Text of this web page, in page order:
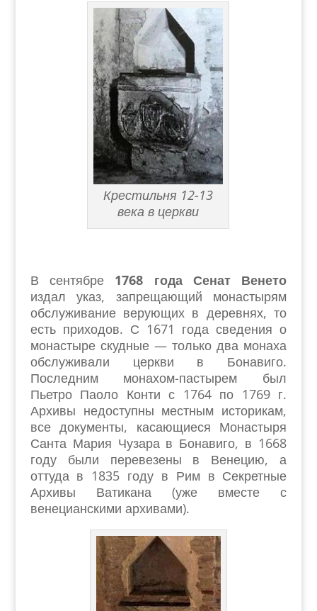
Крестильня 12-13
века в церкви
В сентябре 1768 года Сенат Венето
издал указ, запрещающий монастырям
обслуживание верующих в деревнях, то
есть приходов. С 1671 года сведения о
монастыре скудные — только два монаха
обслуживали церкви в Бонавиго.
Последним монахом-пастырем был
Пьетро Паоло Конти с 1764 по 1769 г.
Архивы недоступны местным историкам,
все документы, касающиеся Монастыря
Санта Мария Чузара в Бонавиго, в 1668
году были перевезены в Венецию, а
оттуда в 1835 году в Рим в Секретные
Архивы Ватикана (уже вместе с
венецианскими архивами).